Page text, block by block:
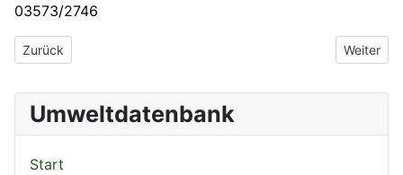
03573/2746
Vorheriger Beitrag: Mse GmbH Fischer & Madlener
Zurück Nächster
Weiter
Umweltdatenbank
Start